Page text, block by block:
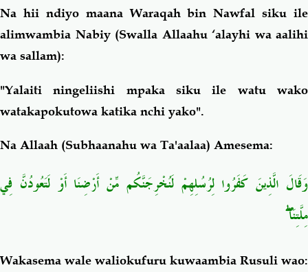
Na hii ndiyo maana Waraqah bin Nawfal siku ile
alimwambia Nabiy (Swalla Allaahu ‘alayhi wa aalihi
wa sallam):
"Yalaiti ningeliishi mpaka siku ile watu wako
watakapokutowa katika nchi yako".
Na Allaah (Subhaanahu wa Ta'aalaa) Amesema:
وَقَالَ الَّذِينَ كَفَرُوا لِرُسُلِهِمْ لَنُخْرِجَنَّكُم مِّنْ أَرْضِنَا أَوْ لَتَعُودُنَّ فِي
مِلَّتِنَا ۖ
Wakasema wale waliokufuru kuwaambia Rusuli wao: